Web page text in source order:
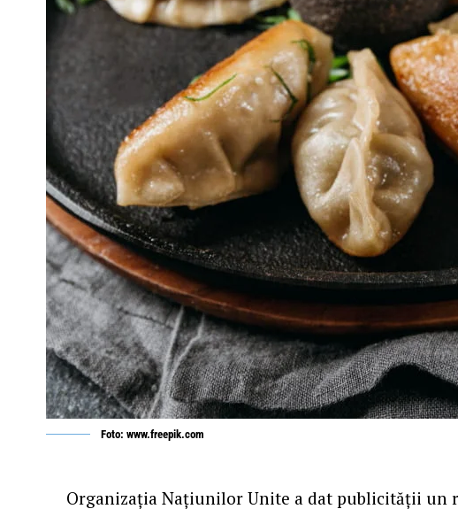
Foto: www.freepik.com
Organizația Națiunilor Unite a dat publicității un